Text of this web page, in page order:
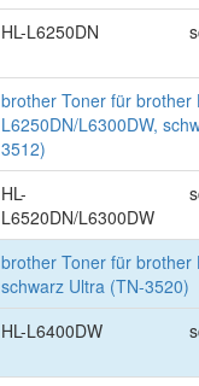
HL-L6250DN
brother Toner für brother
L6250DN/L6300DW,
3512)
HL-
L6520DN/L6300DW
brother Toner für brother
schwarz Ultra (TN-3520)
HL-L6400DW